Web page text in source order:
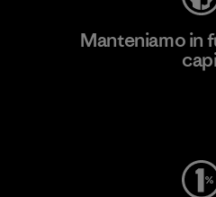
Manteniamo in